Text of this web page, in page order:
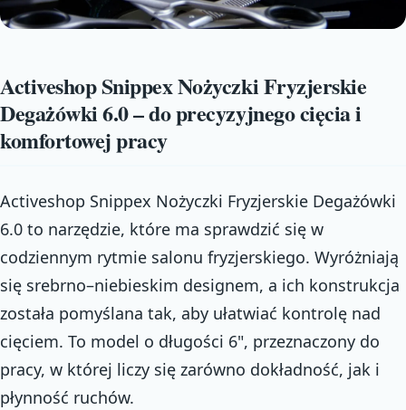
Activeshop Snippex Nożyczki Fryzjerskie
Degażówki 6.0 – do precyzyjnego cięcia i
komfortowej pracy
Activeshop Snippex Nożyczki Fryzjerskie Degażówki
6.0 to narzędzie, które ma sprawdzić się w
codziennym rytmie salonu fryzjerskiego. Wyróżniają
się srebrno–niebieskim designem, a ich konstrukcja
została pomyślana tak, aby ułatwiać kontrolę nad
cięciem. To model o długości 6", przeznaczony do
pracy, w której liczy się zarówno dokładność, jak i
płynność ruchów.